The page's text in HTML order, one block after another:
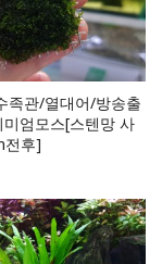
족관/열대어/방송출
엄모스[스텐망 사
전후]